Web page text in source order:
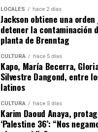
LOCALES hace 2 días
Jackson obtiene una
detener la contaminación
planta de Brenntag
CULTURA hace 5 días
Kapo, María Becerra,
Silvestre Dangond, entre
latinos
CULTURA hace 5 días
Karim Daoud Anaya,
‘Palestine 36’: “Nos